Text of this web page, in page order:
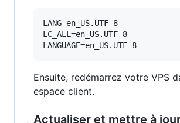
LANG=en_US.UTF-8
LC_ALL=en_US.UTF-8
LANGUAGE=en_US.UTF-8
Ensuite, redémarrez votre VPS
espace client.
Actualiser et mettre à